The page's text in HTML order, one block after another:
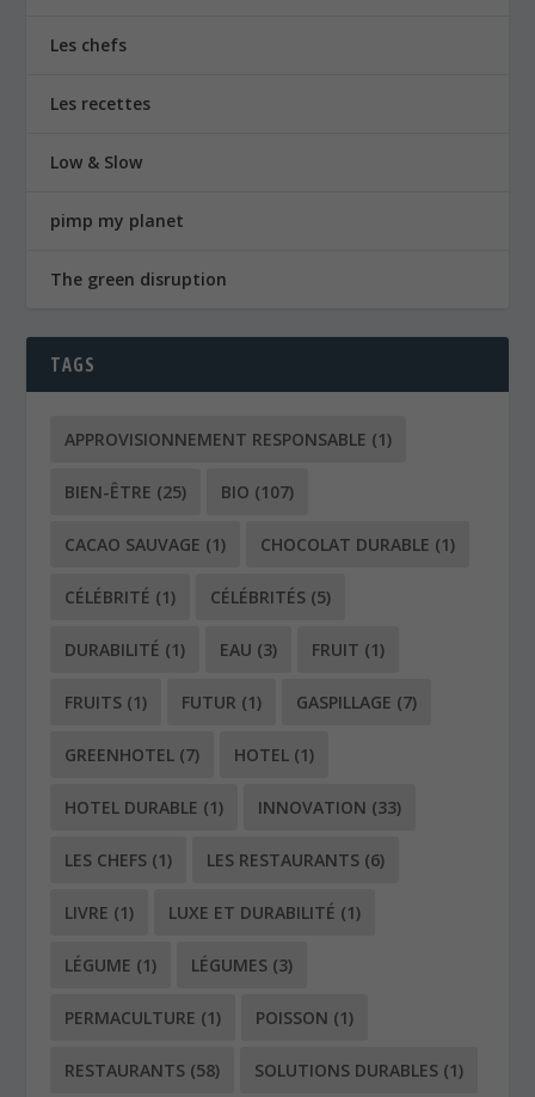
Les chefs
Les recettes
Low & Slow
pimp my planet
The green disruption
TAGS
APPROVISIONNEMENT RESPONSABLE (1)
BIEN-ÊTRE (25) BIO (107)
CACAO SAUVAGE (1) CHOCOLAT DURABLE (1)
CÉLÉBRITÉ (1) CÉLÉBRITÉS (5)
DURABILITÉ (1) EAU (3) FRUIT (1)
FRUITS (1) FUTUR (1) GASPILLAGE (7)
GREENHOTEL (7) HOTEL (1)
HOTEL DURABLE (1) INNOVATION (33)
LES CHEFS (1) LES RESTAURANTS (6)
LIVRE (1) LUXE ET DURABILITÉ (1)
LÉGUME (1) LÉGUMES (3)
PERMACULTURE (1) POISSON (1)
RESTAURANTS (58) SOLUTIONS DURABLES (1)